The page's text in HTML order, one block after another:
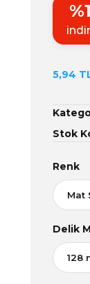
5,94
Stok
Renk
Delik